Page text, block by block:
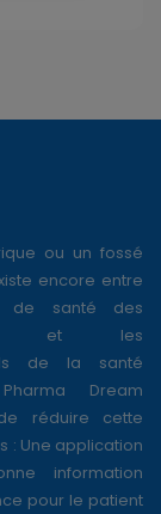
ou un fossé
encore entre
de santé des
et les
de la santé
Dream
réduire cette
: Une application
information
pour le patient